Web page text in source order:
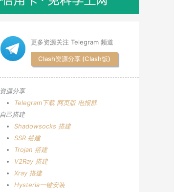
更多资源关注 Telegram 频道
Clash资源分享 (Clash饭)
资源分享
Telegram下载 网页版 电报群
自己搭建
Shadowsocks 搭建
SSR 搭建
Trojan 搭建
V2Ray 搭建
Xray 搭建
Hysteria一键安装